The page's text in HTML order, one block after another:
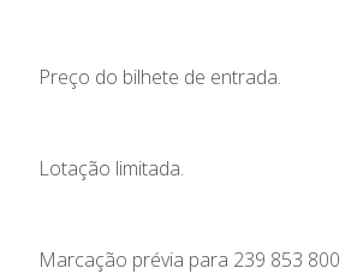
Preço do bilhete de entrada.
Lotação limitada.
Marcação prévia para 239 853 800